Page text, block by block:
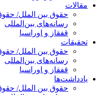
مقالات
حقوق بین الملل/
رسانه‌های بین‌المللی
قفقاز و اوراسیا
تحقیقات
حقوق بین الملل/
رسانه‌های بین‌المللی
قفقاز و اوراسیا
یادداشت‌ها
حقوق بین الملل/